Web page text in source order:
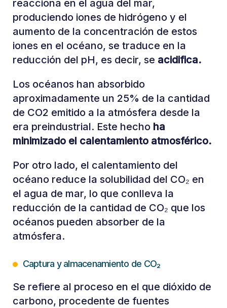
reacciona en el agua del mar,
produciendo iones de hidrógeno y el
aumento de la concentración de estos
iones en el océano, se traduce en la
reducción del pH, es decir, se acidifica.
Los océanos han absorbido
aproximadamente un 25% de la cantidad
de CO2 emitido a la atmósfera desde la
era preindustrial. Este hechoha
minimizado el calentamiento atmosférico.
Por otro lado, el calentamiento del
océano reduce la solubilidad del CO₂ en
el agua de mar, lo que conlleva la
reducción de la cantidad de CO₂ que los
océanos pueden absorber de la
atmósfera.
Captura y almacenamiento de CO₂
Se refiere al proceso en el que dióxido de
carbono, procedente de fuentes